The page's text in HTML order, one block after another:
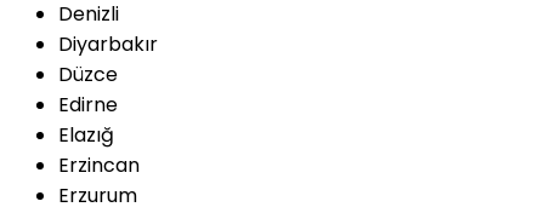
Denizli
Diyarbakır
Düzce
Edirne
Elazığ
Erzincan
Erzurum